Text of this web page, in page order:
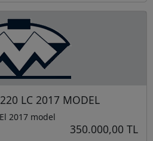
LC 2017 MODEL
2017 model
350.000,00 TL